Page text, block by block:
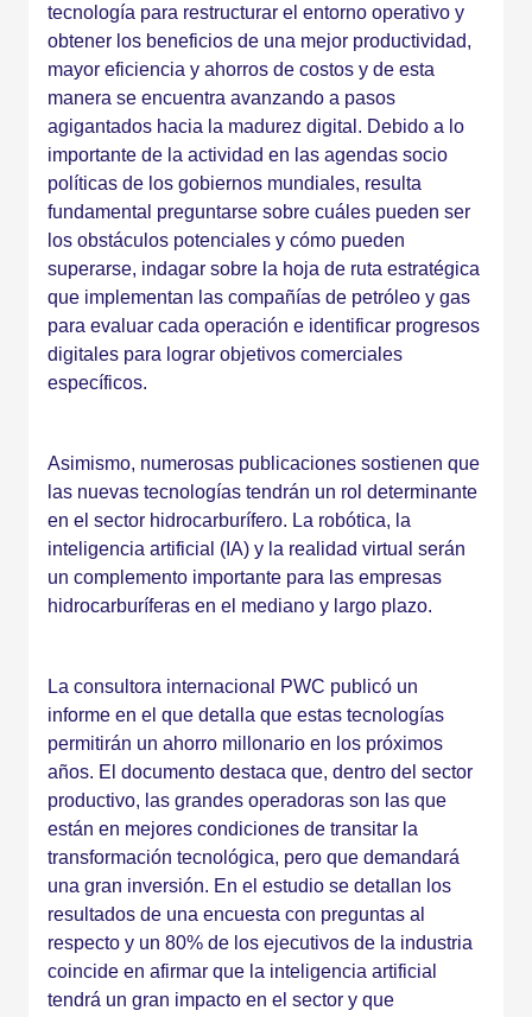
tecnología para restructurar el entorno operativo y
obtener los beneficios de una mejor productividad,
mayor eficiencia y ahorros de costos y de esta
manera se encuentra avanzando a pasos
agigantados hacia la madurez digital. Debido a lo
importante de la actividad en las agendas socio
políticas de los gobiernos mundiales, resulta
fundamental preguntarse sobre cuáles pueden ser
los obstáculos potenciales y cómo pueden
superarse, indagar sobre la hoja de ruta estratégica
que implementan las compañías de petróleo y gas
para evaluar cada operación e identificar progresos
digitales para lograr objetivos comerciales
específicos.
Asimismo, numerosas publicaciones sostienen que
las nuevas tecnologías tendrán un rol determinante
en el sector hidrocarburífero. La robótica, la
inteligencia artificial (IA) y la realidad virtual serán
un complemento importante para las empresas
hidrocarburíferas en el mediano y largo plazo.
La consultora internacional PWC publicó un
informe en el que detalla que estas tecnologías
permitirán un ahorro millonario en los próximos
años. El documento destaca que, dentro del sector
productivo, las grandes operadoras son las que
están en mejores condiciones de transitar la
transformación tecnológica, pero que demandará
una gran inversión. En el estudio se detallan los
resultados de una encuesta con preguntas al
respecto y un 80% de los ejecutivos de la industria
coincide en afirmar que la inteligencia artificial
tendrá un gran impacto en el sector y que